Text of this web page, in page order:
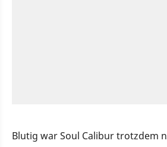
Blutig war Soul Calibur trotzdem